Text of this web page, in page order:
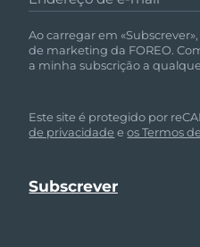
Ao carregar em
de marketing da FOREO.
a minha subscrição a
Este site é protegido por
de privacidade eos Termos